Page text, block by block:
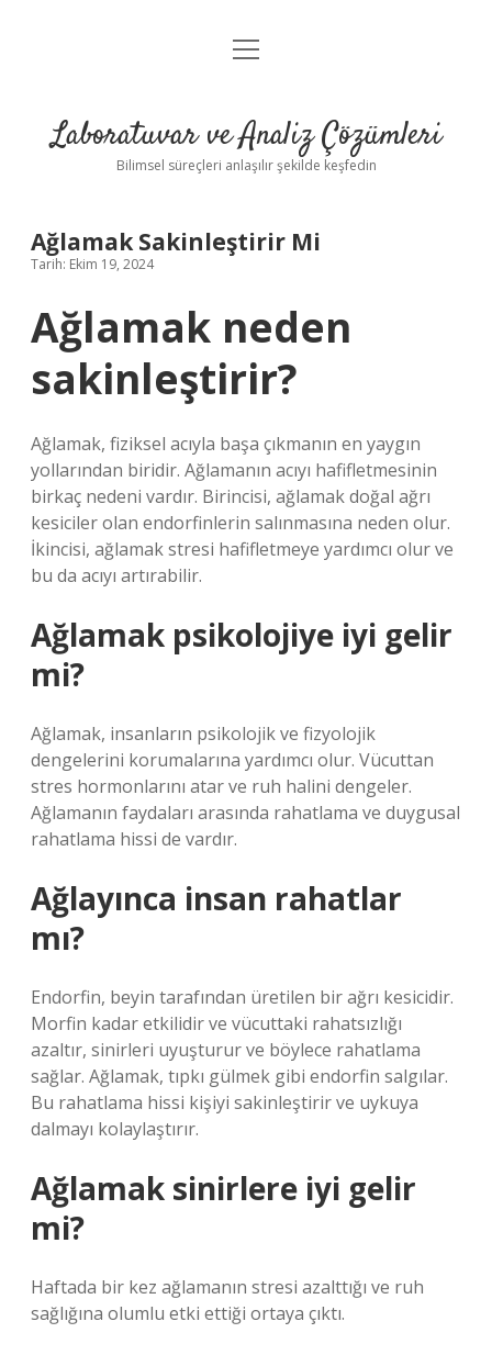
Anasayfa
Yasal Uyarı
menüyü
Laboratuvar ve Analiz Çözümleri
Bilimsel süreçleri anlaşılır şekilde keşfedin
Ağlamak Sakinleştirir Mi
Tarih: Ekim 19, 2024
Ağlamak neden
sakinleştirir?
Ağlamak, fiziksel acıyla başa çıkmanın en yaygın
yollarından biridir. Ağlamanın acıyı hafifletmesinin
birkaç nedeni vardır. Birincisi, ağlamak doğal ağrı
kesiciler olan endorfinlerin salınmasına neden olur.
İkincisi, ağlamak stresi hafifletmeye yardımcı olur ve
bu da acıyı artırabilir.
Ağlamak psikolojiye iyi gelir
mi?
Ağlamak, insanların psikolojik ve fizyolojik
dengelerini korumalarına yardımcı olur. Vücuttan
stres hormonlarını atar ve ruh halini dengeler.
Ağlamanın faydaları arasında rahatlama ve duygusal
rahatlama hissi de vardır.
Ağlayınca insan rahatlar
mı?
Endorfin, beyin tarafından üretilen bir ağrı kesicidir.
Morfin kadar etkilidir ve vücuttaki rahatsızlığı
azaltır, sinirleri uyuşturur ve böylece rahatlama
sağlar. Ağlamak, tıpkı gülmek gibi endorfin salgılar.
Bu rahatlama hissi kişiyi sakinleştirir ve uykuya
dalmayı kolaylaştırır.
Ağlamak sinirlere iyi gelir
mi?
Haftada bir kez ağlamanın stresi azalttığı ve ruh
sağlığına olumlu etki ettiği ortaya çıktı.